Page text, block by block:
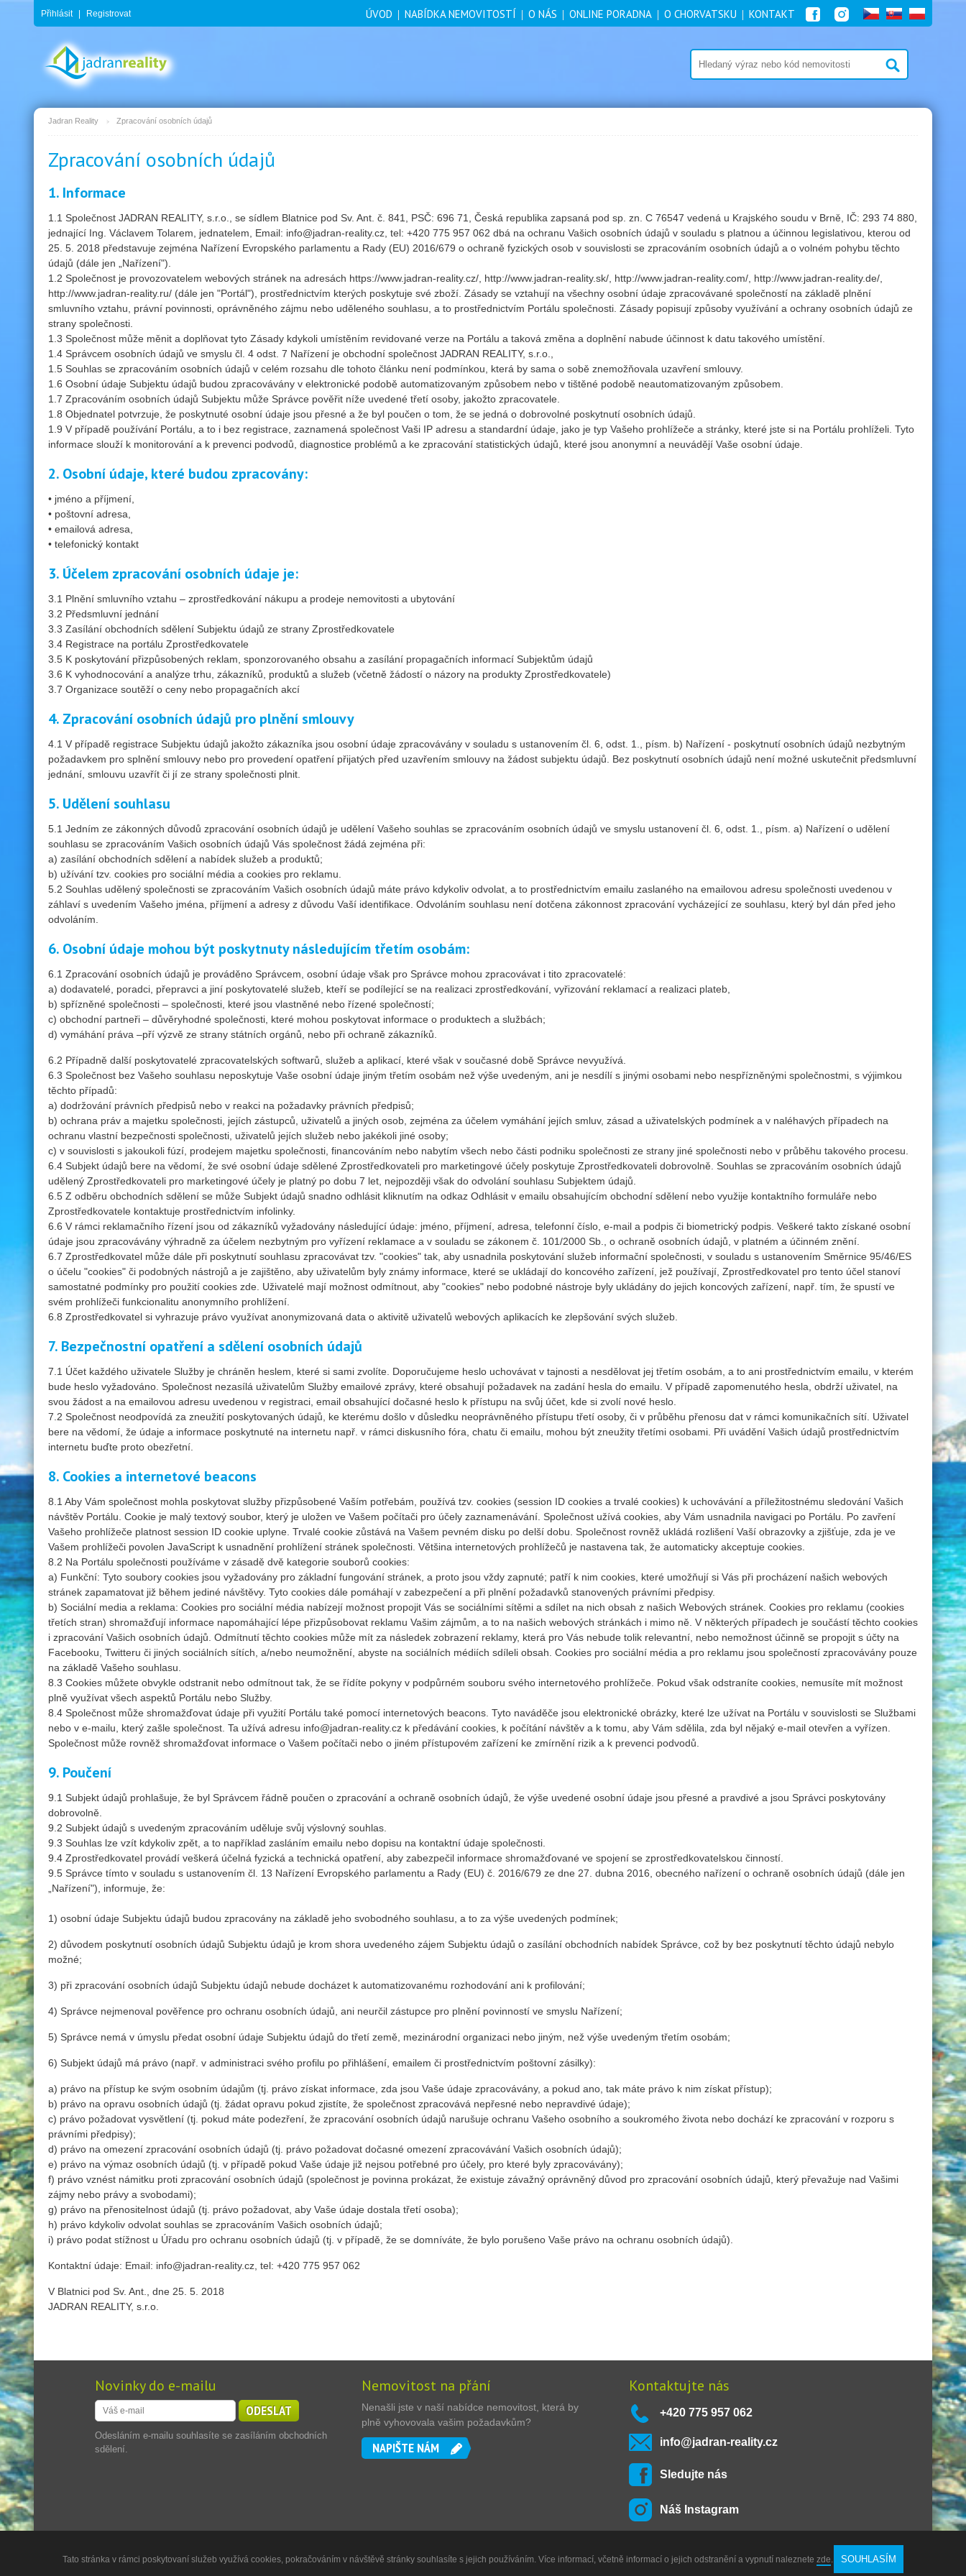
Přihlásit | Registrovat ÚVOD NABÍDKA NEMOVITOSTÍ O NÁS ONLINE PORADNA O CHORVATSKU KONTAKT
Jadran Reality Zpracování osobních údajů
Zpracování osobních údajů
1. Informace
1.1 Společnost JADRAN REALITY, s.r.o., se sídlem Blatnice pod Sv. Ant. č. 841, PSČ: 696 71, Česká republika zapsaná pod sp. zn. C 76547 vedená u Krajského soudu v Brně, IČ: 293 74 880,
jednající Ing. Václavem Tolarem, jednatelem, Email: info@jadran-reality.cz, tel: +420 775 957 062 dbá na ochranu Vašich osobních údajů v souladu s platnou a účinnou legislativou, kterou od
25. 5. 2018 představuje zejména Nařízení Evropského parlamentu a Rady (EU) 2016/679 o ochraně fyzických osob v souvislosti se zpracováním osobních údajů a o volném pohybu těchto
údajů (dále jen „Nařízení").
1.2 Společnost je provozovatelem webových stránek na adresách https://www.jadran-reality.cz/, http://www.jadran-reality.sk/, http://www.jadran-reality.com/, http://www.jadran-reality.de/,
http://www.jadran-reality.ru/ (dále jen "Portál"), prostřednictvím kterých poskytuje své zboží. Zásady se vztahují na všechny osobní údaje zpracovávané společností na základě plnění
smluvního vztahu, právní povinnosti, oprávněného zájmu nebo uděleného souhlasu, a to prostřednictvím Portálu společnosti. Zásady popisují způsoby využívání a ochrany osobních údajů ze
strany společnosti.
1.3 Společnost může měnit a doplňovat tyto Zásady kdykoli umístěním revidované verze na Portálu a taková změna a doplnění nabude účinnost k datu takového umístění.
1.4 Správcem osobních údajů ve smyslu čl. 4 odst. 7 Nařízení je obchodní společnost JADRAN REALITY, s.r.o.,
1.5 Souhlas se zpracováním osobních údajů v celém rozsahu dle tohoto článku není podmínkou, která by sama o sobě znemožňovala uzavření smlouvy.
1.6 Osobní údaje Subjektu údajů budou zpracovávány v elektronické podobě automatizovaným způsobem nebo v tištěné podobě neautomatizovaným způsobem.
1.7 Zpracováním osobních údajů Subjektu může Správce pověřit níže uvedené třetí osoby, jakožto zpracovatele.
1.8 Objednatel potvrzuje, že poskytnuté osobní údaje jsou přesné a že byl poučen o tom, že se jedná o dobrovolné poskytnutí osobních údajů.
1.9 V případě používání Portálu, a to i bez registrace, zaznamená společnost Vaši IP adresu a standardní údaje, jako je typ Vašeho prohlížeče a stránky, které jste si na Portálu prohlíželi. Tyto
informace slouží k monitorování a k prevenci podvodů, diagnostice problémů a ke zpracování statistických údajů, které jsou anonymní a neuvádějí Vaše osobní údaje.
2. Osobní údaje, které budou zpracovány:
• jméno a příjmení,
• poštovní adresa,
• emailová adresa,
• telefonický kontakt
3. Účelem zpracování osobních údaje je:
3.1 Plnění smluvního vztahu – zprostředkování nákupu a prodeje nemovitosti a ubytování
3.2 Předsmluvní jednání
3.3 Zasílání obchodních sdělení Subjektu údajů ze strany Zprostředkovatele
3.4 Registrace na portálu Zprostředkovatele
3.5 K poskytování přizpůsobených reklam, sponzorovaného obsahu a zasílání propagačních informací Subjektům údajů
3.6 K vyhodnocování a analýze trhu, zákazníků, produktů a služeb (včetně žádostí o názory na produkty Zprostředkovatele)
3.7 Organizace soutěží o ceny nebo propagačních akcí
4. Zpracování osobních údajů pro plnění smlouvy
4.1 V případě registrace Subjektu údajů jakožto zákazníka jsou osobní údaje zpracovávány v souladu s ustanovením čl. 6, odst. 1., písm. b) Nařízení - poskytnutí osobních údajů nezbytným
požadavkem pro splnění smlouvy nebo pro provedení opatření přijatých před uzavřením smlouvy na žádost subjektu údajů. Bez poskytnutí osobních údajů není možné uskutečnit předsmluvní
jednání, smlouvu uzavřít či jí ze strany společnosti plnit.
5. Udělení souhlasu
5.1 Jedním ze zákonných důvodů zpracování osobních údajů je udělení Vašeho souhlas se zpracováním osobních údajů ve smyslu ustanovení čl. 6, odst. 1., písm. a) Nařízení o udělení
souhlasu se zpracováním Vašich osobních údajů Vás společnost žádá zejména při:
a) zasílání obchodních sdělení a nabídek služeb a produktů;
b) užívání tzv. cookies pro sociální média a cookies pro reklamu.
5.2 Souhlas udělený společnosti se zpracováním Vašich osobních údajů máte právo kdykoliv odvolat, a to prostřednictvím emailu zaslaného na emailovou adresu společnosti uvedenou v
záhlaví s uvedením Vašeho jména, příjmení a adresy z důvodu Vaší identifikace. Odvoláním souhlasu není dotčena zákonnost zpracování vycházející ze souhlasu, který byl dán před jeho
odvoláním.
6. Osobní údaje mohou být poskytnuty následujícím třetím osobám:
6.1 Zpracování osobních údajů je prováděno Správcem, osobní údaje však pro Správce mohou zpracovávat i tito zpracovatelé:
a) dodavatelé, poradci, přepravci a jiní poskytovatelé služeb, kteří se podílející se na realizaci zprostředkování, vyřizování reklamací a realizaci plateb,
b) spřízněné společnosti – společnosti, které jsou vlastněné nebo řízené společností;
c) obchodní partneři – důvěryhodné společnosti, které mohou poskytovat informace o produktech a službách;
d) vymáhání práva –pří výzvě ze strany státních orgánů, nebo při ochraně zákazníků.
6.2 Případně další poskytovatelé zpracovatelských softwarů, služeb a aplikací, které však v současné době Správce nevyužívá.
6.3 Společnost bez Vašeho souhlasu neposkytuje Vaše osobní údaje jiným třetím osobám než výše uvedeným, ani je nesdílí s jinými osobami nebo nespřízněnými společnostmi, s výjimkou
těchto případů:
a) dodržování právních předpisů nebo v reakci na požadavky právních předpisů;
b) ochrana práv a majetku společnosti, jejích zástupců, uživatelů a jiných osob, zejména za účelem vymáhání jejích smluv, zásad a uživatelských podmínek a v naléhavých případech na
ochranu vlastní bezpečnosti společnosti, uživatelů jejích služeb nebo jakékoli jiné osoby;
c) v souvislosti s jakoukoli fúzí, prodejem majetku společnosti, financováním nebo nabytím všech nebo části podniku společnosti ze strany jiné společnosti nebo v průběhu takového procesu.
6.4 Subjekt údajů bere na vědomí, že své osobní údaje sdělené Zprostředkovateli pro marketingové účely poskytuje Zprostředkovateli dobrovolně. Souhlas se zpracováním osobních údajů
udělený Zprostředkovateli pro marketingové účely je platný po dobu 7 let, nejpozději však do odvolání souhlasu Subjektem údajů.
6.5 Z odběru obchodních sdělení se může Subjekt údajů snadno odhlásit kliknutím na odkaz Odhlásit v emailu obsahujícím obchodní sdělení nebo využije kontaktního formuláře nebo
Zprostředkovatele kontaktuje prostřednictvím infolinky.
6.6 V rámci reklamačního řízení jsou od zákazníků vyžadovány následující údaje: jméno, příjmení, adresa, telefonní číslo, e-mail a podpis či biometrický podpis. Veškeré takto získané osobní
údaje jsou zpracovávány výhradně za účelem nezbytným pro vyřízení reklamace a v souladu se zákonem č. 101/2000 Sb., o ochraně osobních údajů, v platném a účinném znění.
6.7 Zprostředkovatel může dále při poskytnutí souhlasu zpracovávat tzv. "cookies" tak, aby usnadnila poskytování služeb informační společnosti, v souladu s ustanovením Směrnice 95/46/ES
o účelu "cookies" či podobných nástrojů a je zajištěno, aby uživatelům byly známy informace, které se ukládají do koncového zařízení, jež používají, Zprostředkovatel pro tento účel stanoví
samostatné podmínky pro použití cookies zde. Uživatelé mají možnost odmítnout, aby "cookies" nebo podobné nástroje byly ukládány do jejich koncových zařízení, např. tím, že spustí ve
svém prohlížeči funkcionalitu anonymního prohlížení.
6.8 Zprostředkovatel si vyhrazuje právo využívat anonymizovaná data o aktivitě uživatelů webových aplikacích ke zlepšování svých služeb.
7. Bezpečnostní opatření a sdělení osobních údajů
7.1 Účet každého uživatele Služby je chráněn heslem, které si sami zvolíte. Doporučujeme heslo uchovávat v tajnosti a nesdělovat jej třetím osobám, a to ani prostřednictvím emailu, v kterém
bude heslo vyžadováno. Společnost nezasílá uživatelům Služby emailové zprávy, které obsahují požadavek na zadání hesla do emailu. V případě zapomenutého hesla, obdrží uživatel, na
svou žádost a na emailovou adresu uvedenou v registraci, email obsahující dočasné heslo k přístupu na svůj účet, kde si zvolí nové heslo.
7.2 Společnost neodpovídá za zneužití poskytovaných údajů, ke kterému došlo v důsledku neoprávněného přístupu třetí osoby, či v průběhu přenosu dat v rámci komunikačních sítí. Uživatel
bere na vědomí, že údaje a informace poskytnuté na internetu např. v rámci diskusního fóra, chatu či emailu, mohou být zneužity třetími osobami. Při uvádění Vašich údajů prostřednictvím
internetu buďte proto obezřetní.
8. Cookies a internetové beacons
8.1 Aby Vám společnost mohla poskytovat služby přizpůsobené Vaším potřebám, používá tzv. cookies (session ID cookies a trvalé cookies) k uchovávání a příležitostnému sledování Vašich
návštěv Portálu. Cookie je malý textový soubor, který je uložen ve Vašem počítači pro účely zaznamenávání. Společnost užívá cookies, aby Vám usnadnila navigaci po Portálu. Po zavření
Vašeho prohlížeče platnost session ID cookie uplyne. Trvalé cookie zůstává na Vašem pevném disku po delší dobu. Společnost rovněž ukládá rozlišení Vaší obrazovky a zjišťuje, zda je ve
Vašem prohlížeči povolen JavaScript k usnadnění prohlížení stránek společnosti. Většina internetových prohlížečů je nastavena tak, že automaticky akceptuje cookies.
8.2 Na Portálu společnosti používáme v zásadě dvě kategorie souborů cookies:
a) Funkční: Tyto soubory cookies jsou vyžadovány pro základní fungování stránek, a proto jsou vždy zapnuté; patří k nim cookies, které umožňují si Vás při procházení našich webových
stránek zapamatovat již během jediné návštěvy. Tyto cookies dále pomáhají v zabezpečení a při plnění požadavků stanovených právními předpisy.
b) Sociální media a reklama: Cookies pro sociální média nabízejí možnost propojit Vás se sociálními sítěmi a sdílet na nich obsah z našich Webových stránek. Cookies pro reklamu (cookies
třetích stran) shromažďují informace napomáhající lépe přizpůsobovat reklamu Vašim zájmům, a to na našich webových stránkách i mimo ně. V některých případech je součástí těchto cookies
i zpracování Vašich osobních údajů. Odmítnutí těchto cookies může mít za následek zobrazení reklamy, která pro Vás nebude tolik relevantní, nebo nemožnost účinně se propojit s účty na
Facebooku, Twitteru či jiných sociálních sítích, a/nebo neumožnění, abyste na sociálních médiích sdíleli obsah. Cookies pro sociální média a pro reklamu jsou společností zpracovávány pouze
na základě Vašeho souhlasu.
8.3 Cookies můžete obvykle odstranit nebo odmítnout tak, že se řídíte pokyny v podpůrném souboru svého internetového prohlížeče. Pokud však odstraníte cookies, nemusíte mít možnost
plně využívat všech aspektů Portálu nebo Služby.
8.4 Společnost může shromažďovat údaje při využití Portálu také pomocí internetových beacons. Tyto naváděče jsou elektronické obrázky, které lze užívat na Portálu v souvislosti se Službami
nebo v e-mailu, který zašle společnost. Ta užívá adresu info@jadran-reality.cz k předávání cookies, k počítání návštěv a k tomu, aby Vám sdělila, zda byl nějaký e-mail otevřen a vyřízen.
Společnost může rovněž shromažďovat informace o Vašem počítači nebo o jiném přístupovém zařízení ke zmírnění rizik a k prevenci podvodů.
9. Poučení
9.1 Subjekt údajů prohlašuje, že byl Správcem řádně poučen o zpracování a ochraně osobních údajů, že výše uvedené osobní údaje jsou přesné a pravdivé a jsou Správci poskytovány
dobrovolně.
9.2 Subjekt údajů s uvedeným zpracováním uděluje svůj výslovný souhlas.
9.3 Souhlas lze vzít kdykoliv zpět, a to například zasláním emailu nebo dopisu na kontaktní údaje společnosti.
9.4 Zprostředkovatel provádí veškerá účelná fyzická a technická opatření, aby zabezpečil informace shromažďované ve spojení se zprostředkovatelskou činností.
9.5 Správce tímto v souladu s ustanovením čl. 13 Nařízení Evropského parlamentu a Rady (EU) č. 2016/679 ze dne 27. dubna 2016, obecného nařízení o ochraně osobních údajů (dále jen
„Nařízení"), informuje, že:
1) osobní údaje Subjektu údajů budou zpracovány na základě jeho svobodného souhlasu, a to za výše uvedených podmínek;
2) důvodem poskytnutí osobních údajů Subjektu údajů je krom shora uvedeného zájem Subjektu údajů o zasílání obchodních nabídek Správce, což by bez poskytnutí těchto údajů nebylo
možné;
3) při zpracování osobních údajů Subjektu údajů nebude docházet k automatizovanému rozhodování ani k profilování;
4) Správce nejmenoval pověřence pro ochranu osobních údajů, ani neurčil zástupce pro plnění povinností ve smyslu Nařízení;
5) Správce nemá v úmyslu předat osobní údaje Subjektu údajů do třetí země, mezinárodní organizaci nebo jiným, než výše uvedeným třetím osobám;
6) Subjekt údajů má právo (např. v administraci svého profilu po přihlášení, emailem či prostřednictvím poštovní zásilky):
a) právo na přístup ke svým osobním údajům (tj. právo získat informace, zda jsou Vaše údaje zpracovávány, a pokud ano, tak máte právo k nim získat přístup);
b) právo na opravu osobních údajů (tj. žádat opravu pokud zjistíte, že společnost zpracovává nepřesné nebo nepravdivé údaje);
c) právo požadovat vysvětlení (tj. pokud máte podezření, že zpracování osobních údajů narušuje ochranu Vašeho osobního a soukromého života nebo dochází ke zpracování v rozporu s
právními předpisy);
d) právo na omezení zpracování osobních údajů (tj. právo požadovat dočasné omezení zpracovávání Vašich osobních údajů);
e) právo na výmaz osobních údajů (tj. v případě pokud Vaše údaje již nejsou potřebné pro účely, pro které byly zpracovávány);
f) právo vznést námitku proti zpracování osobních údajů (společnost je povinna prokázat, že existuje závažný oprávněný důvod pro zpracování osobních údajů, který převažuje nad Vašimi
zájmy nebo právy a svobodami);
g) právo na přenositelnost údajů (tj. právo požadovat, aby Vaše údaje dostala třetí osoba);
h) právo kdykoliv odvolat souhlas se zpracováním Vašich osobních údajů;
i) právo podat stížnost u Úřadu pro ochranu osobních údajů (tj. v případě, že se domníváte, že bylo porušeno Vaše právo na ochranu osobních údajů).
Kontaktní údaje: Email: info@jadran-reality.cz, tel: +420 775 957 062
V Blatnici pod Sv. Ant., dne 25. 5. 2018
JADRAN REALITY, s.r.o.
Novinky do e-mailu
ODESLAT
Odesláním e-mailu souhlasíte se zasíláním obchodních
sdělení.
Nemovitost na přání
Nenašli jste v naší nabídce nemovitost, která by
plně vyhovovala vašim požadavkům?
NAPIŠTE NÁM
Kontaktujte nás
+420 775 957 062
info@jadran-reality.cz
Sledujte nás
Náš Instagram
Copyright © 2013 - 2026Jadran Reality, s.r.o., Powered by Digitální agenturaDIGISHOCK O nás Kontakt
Tato stránka v rámci poskytovaní služeb využívá cookies, pokračováním v návštěvě stránky souhlasíte s jejich používáním. Více informací, včetně informací o jejich odstranění a vypnutí naleznete zde SOUHLASÍM